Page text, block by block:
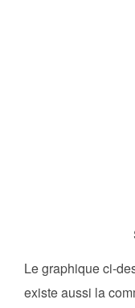
Le graphique ci-
existe aussi la